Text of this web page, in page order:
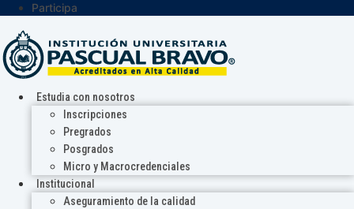
Participa
Estudia con nosotros
Inscripciones
Pregrados
Posgrados
Micro y Macrocredenciales
Institucional
Aseguramiento de la calidad